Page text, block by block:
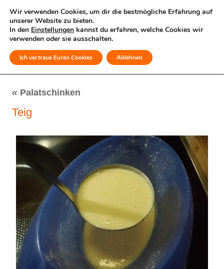
MENÜ
« Palatschinken
Teig
Wir verwenden Cookies, um dir die bestmögliche Erfahrung auf
unserer Website zu bieten.
In den Einstellungen kannst du erfahren, welche Cookies wir
verwenden oder sie ausschalten.
Ich vertraue Euren Cookies Ablehnen